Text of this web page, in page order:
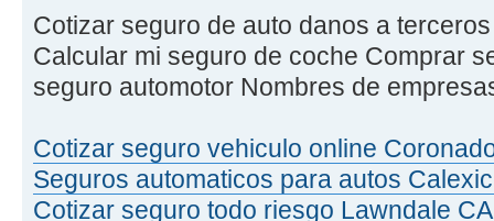
Cotizar seguro de auto danos a
Calcular mi seguro de coche Comprar
seguro automotor Nombres de
Cotizar seguro vehiculo online
Seguros automaticos para autos
Cotizar seguro todo riesgo Lawndale CA